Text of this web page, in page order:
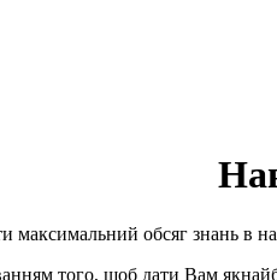
обсяг знань в
того, щоб дати Вам